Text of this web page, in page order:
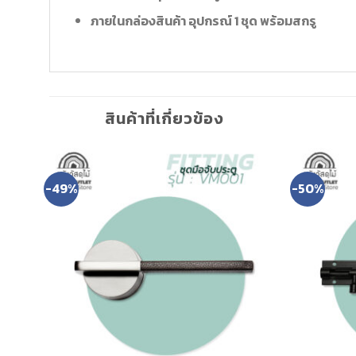
ภายในกล่องสินค้า อุปกรณ์ 1 ชุด พร้อมสกรู
สินค้าที่เกี่ยวข้อง
-49% -50%